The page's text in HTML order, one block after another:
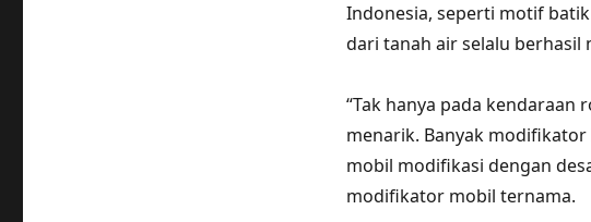
Indonesia, seperti motif
dari tanah air selalu berhasil
“Tak hanya pada
menarik. Banyak
mobil modifikasi dengan
modifikator mobil ternama.